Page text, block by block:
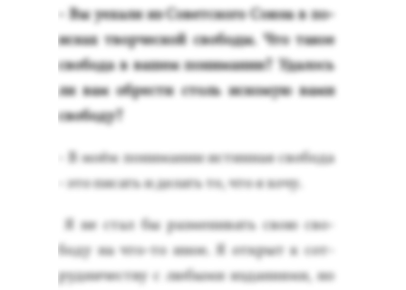
- Вы у­еха­ли из Со­вет­ско­го Со­юза в по­
ис­ках твор­ческой сво­боды. Что та­кое
сво­бода в ва­шем по­нима­нии? Уда­лось
ли вам об­рести столь ис­ко­мую ва­ми
сво­боду?
- В мо­ём по­нима­нии ис­тинная сво­бода
- это пи­сать и де­лать то, что я хо­чу.
Я не стал бы раз­ме­нивать свою сво­
боду на что-то иное. Я от­крыт к сот­
рудни­чес­тву с лю­быми из­да­ни­ями, но